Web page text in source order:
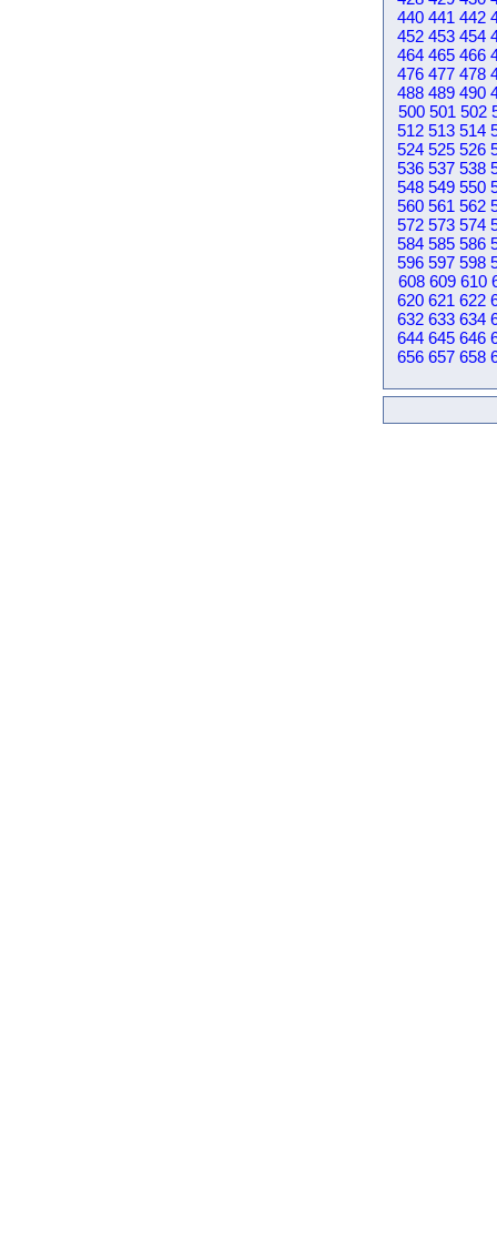
440 441 442
452 453 454
464 465 466
476 477 478
488 489 490
500 501 502
512 513 514
524 525 526
536 537 538
548 549 550
560 561 562
572 573 574
584 585 586
596 597 598
608 609 610
620 621 622
632 633 634
644 645 646
656 657 658